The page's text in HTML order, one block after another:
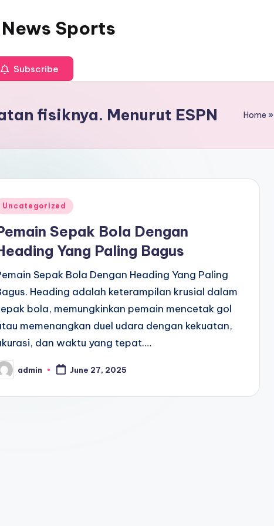
Sports
Subscribe
fisiknya. Menurut ESPN Home »
Uncategorized
Sepak Bola Dengan
Yang Paling Bagus
Sepak Bola Dengan Heading Yang Paling
Heading adalah keterampilan krusial dalam
bola, memungkinkan pemain mencetak gol
memenangkan duel udara dengan kekuatan,
dan waktu yang tepat.…
admin June 27, 2025